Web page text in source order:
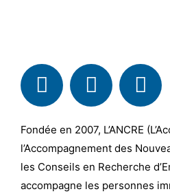
Fondée en 2007, L’ANCRE
l’Accompagnement des
les Conseils en Recherche
accompagne les personnes